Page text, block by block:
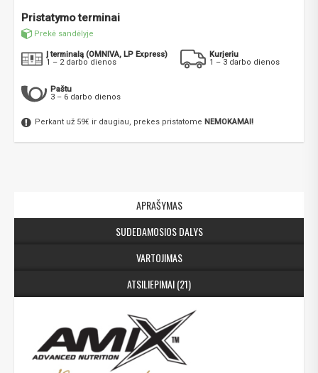
Pristatymo terminai
Prekė sandėlyje
Į terminalą (OMNIVA, LP Express)
1 – 2 darbo dienos
Kurjeriu
1 – 3 darbo dienos
Paštu
3 – 6 darbo dienos
Perkant už 59€ ir daugiau, prekes pristatome NEMOKAMAI!
APRAŠYMAS
SUDEDAMOSIOS DALYS
VARTOJIMAS
ATSILIEPIMAI (21)